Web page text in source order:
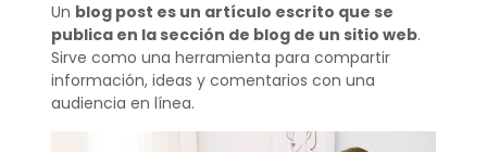
Un blog post es un artículo escrito que se
publica en la sección de blog de un sitio web.
Sirve como una herramienta para compartir
información, ideas y comentarios con una
audiencia en línea.